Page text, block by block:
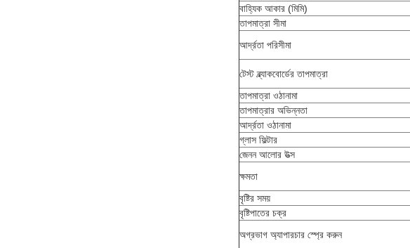
বাহ্যিক আকার (মিমি)
তাপমাত্রা সীমা
আর্দ্রতা পরিসীমা
টেস্ট ব্ল্যাকবোর্ডের তাপমাত্রা
তাপমাত্রা ওঠানামা
তাপমাত্রার অভিন্নতা
আর্দ্রতা ওঠানামা
গ্লাস ফিল্টার
জেনন আলোর উত্স
ক্ষমতা
বৃষ্টির সময়
বৃষ্টিপাতের চক্র
অগ্রভাগ অ্যাপারচার স্প্রে করুন